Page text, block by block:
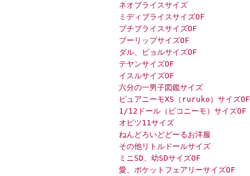
ネオブライスサイズ
ミディブライスサイズOF
プチブライスサイズOF
プーリップサイズOF
ダル、ビョルサイズOF
テヤンサイズOF
イスルサイズOF
六分の一男子図鑑サイズ
ピュアニーモXS（ruruko）サイズOF
1/12ドール（ピコニーモ）サイズOF
オビツ11サイズ
ねんどろいどどーるお洋服
その他リトルドールサイズ
ミニSD、幼SDサイズOF
愛、ポケットフェアリーサイズOF